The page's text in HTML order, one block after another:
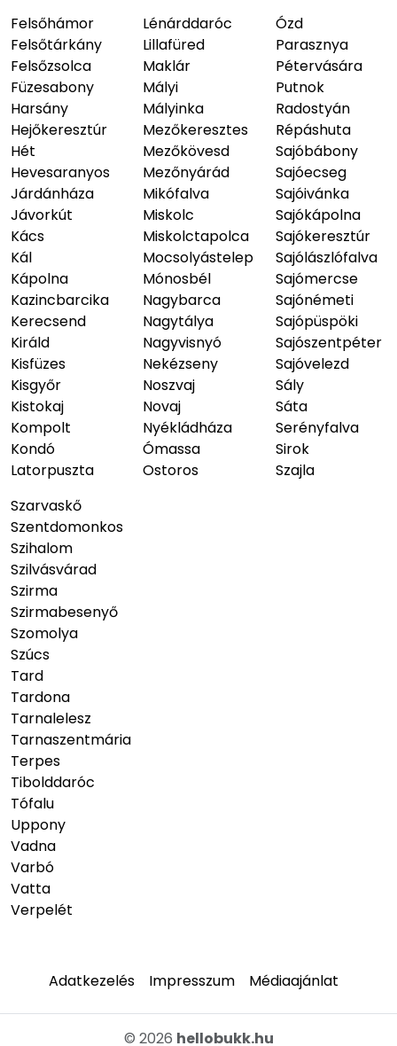
Felsőhámor
Felsőtárkány
Felsőzsolca
Füzesabony
Harsány
Hejőkeresztúr
Hét
Hevesaranyos
Járdánháza
Jávorkút
Kács
Kál
Kápolna
Kazincbarcika
Kerecsend
Királd
Kisfüzes
Kisgyőr
Kistokaj
Kompolt
Kondó
Latorpuszta
Lénárddaróc
Lillafüred
Maklár
Mályi
Mályinka
Mezőkeresztes
Mezőkövesd
Mezőnyárád
Mikófalva
Miskolc
Miskolctapolca
Mocsolyástelep
Mónosbél
Nagybarca
Nagytálya
Nagyvisnyó
Nekézseny
Noszvaj
Novaj
Nyékládháza
Ómassa
Ostoros
Ózd
Parasznya
Pétervására
Putnok
Radostyán
Répáshuta
Sajóbábony
Sajóecseg
Sajóivánka
Sajókápolna
Sajókeresztúr
Sajólászlófalva
Sajómercse
Sajónémeti
Sajópüspöki
Sajószentpéter
Sajóvelezd
Sály
Sáta
Serényfalva
Sirok
Szajla
Szarvaskő
Szentdomonkos
Szihalom
Szilvásvárad
Szirma
Szirmabesenyő
Szomolya
Szúcs
Tard
Tardona
Tarnalelesz
Tarnaszentmária
Terpes
Tibolddaróc
Tófalu
Uppony
Vadna
Varbó
Vatta
Verpelét
Adatkezelés Impresszum Médiaajánlat
© 2026 hellobukk.hu